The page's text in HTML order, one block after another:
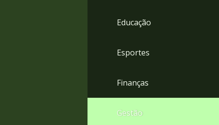
Educação
Esportes
Finanças
Gestão